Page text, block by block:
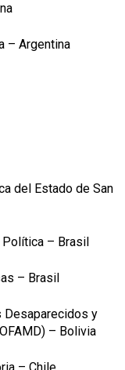
– Argentina
del Estado de San
Política – Brasil
– Brasil
Desaparecidos y
– Bolivia